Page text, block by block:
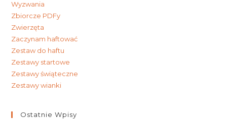
Wyzwania
Zbiorcze PDFy
Zwierzęta
Zaczynam haftować
Zestaw do haftu
Zestawy startowe
Zestawy świąteczne
Zestawy wianki
Ostatnie Wpisy